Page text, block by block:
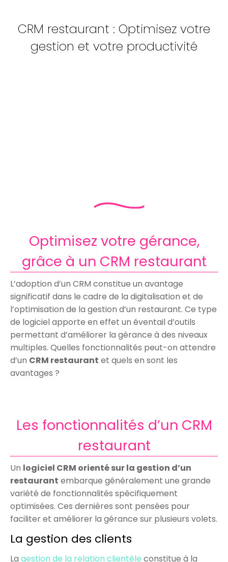
CRM restaurant : Optimisez votre
gestion et votre productivité
Optimisez votre gérance,
grâce à un CRM restaurant
L’adoption d’un CRM constitue un avantage
significatif dans le cadre de la digitalisation et de
l’optimisation de la gestion d’un restaurant. Ce type
de logiciel apporte en effet un éventail d’outils
permettant d’améliorer la gérance à des niveaux
multiples. Quelles fonctionnalités peut-on attendre
d’un CRM restaurant et quels en sont les
avantages ?
Les fonctionnalités d’un CRM
restaurant
Un logiciel CRM orienté sur la gestion d’un
restaurant embarque généralement une grande
variété de fonctionnalités spécifiquement
optimisées. Ces dernières sont pensées pour
faciliter et améliorer la gérance sur plusieurs volets.
La gestion des clients
La gestion de la relation clientèle constitue à la